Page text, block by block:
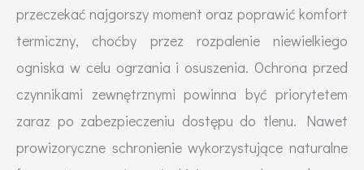
przeczekać najgorszy moment oraz poprawić komfort
termiczny, choćby przez rozpalenie niewielkiego
ogniska w celu ogrzania i osuszenia. Ochrona przed
czynnikami zewnętrznymi powinna być priorytetem
zaraz po zabezpieczeniu dostępu do tlenu. Nawet
prowizoryczne schronienie wykorzystujące naturalne